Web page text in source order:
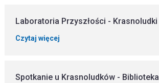
Laboratoria Przyszłości - Krasnoludki
Czytaj więcej
Spotkanie u Krasnoludków - Biblioteka